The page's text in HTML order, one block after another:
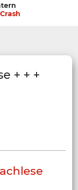
+ + +